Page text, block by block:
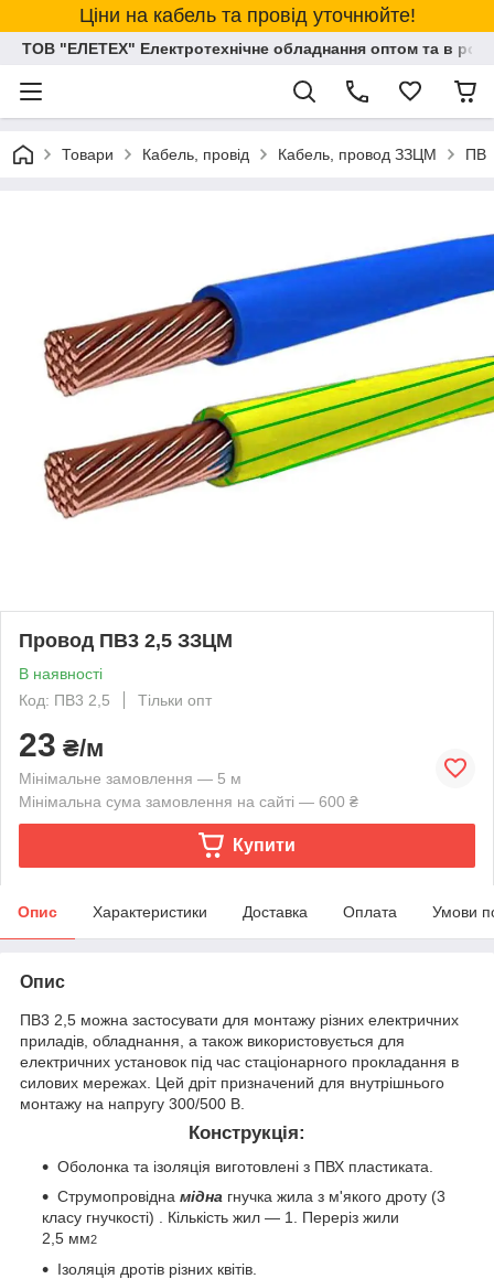
Ціни на кабель та провід уточнюйте!
ТОВ "ЕЛЕТЕХ" Електротехнічне обладнання оптом та в
Товари Кабель, провід Кабель, провод ЗЗЦМ ПВ
Провод ПВ3 2,5 ЗЗЦМ
В наявності
Код: ПВ3 2,5
Тільки опт
23 ₴/м
Мінімальне замовлення — 5 м
Мінімальна сума замовлення на сайті — 600 ₴
Купити
Опис Характеристики Доставка Оплата Умови
Опис
ПВ3 2,5 можна застосувати для монтажу різних електричних
приладів, обладнання, а також використовується для
електричних установок під час стаціонарного прокладання в
силових мережах. Цей дріт призначений для внутрішнього
монтажу на напругу 300/500 В.
Конструкція:
Оболонка та ізоляція виготовлені з ПВХ пластиката.
Струмопровідна мідна гнучка жила з м'якого дроту (3
класу гнучкості) . Кількість жил — 1. Переріз жили
2,5 мм2
Ізоляція дротів різних квітів.